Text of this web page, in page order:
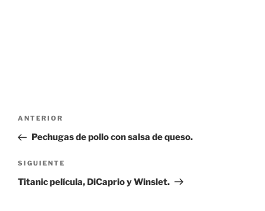
Navegación
entradas
Entrada
anterior:
ANTERIOR
Pechugas de pollo con salsa de queso.
Siguiente
entrada
SIGUIENTE
Titanic película, DiCaprio y Winslet.